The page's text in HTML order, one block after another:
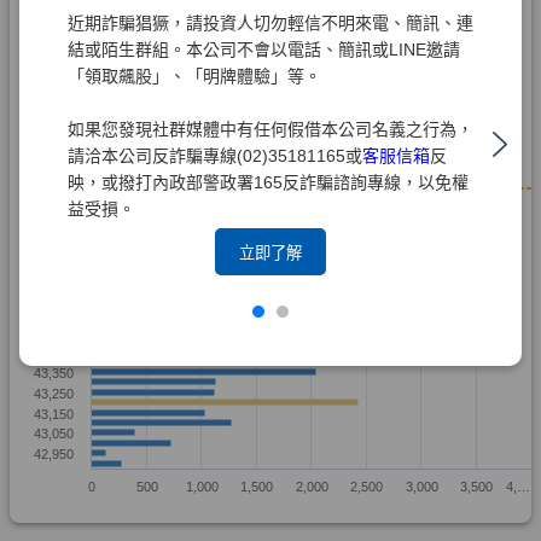
近期詐騙猖獗，請投資人切勿輕信不明來電、簡訊、連
結或陌生群組。本公司不會以電話、簡訊或LINE邀請
「領取飆股」、「明牌體驗」等。
如果您發現社群媒體中有任何假借本公司名義之行為，
請洽本公司反詐騙專線(02)35181165或客服信箱反
映，或撥打內政部警政署165反詐騙諮詢專線，以免權
益受損。
立即了解